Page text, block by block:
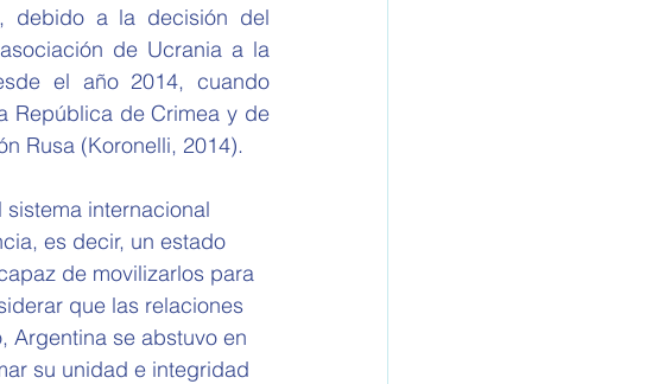
debido a la decisión del
de Ucrania a la
el año 2014, cuando
República de Crimea y de
Rusa (Koronelli, 2014).
internacional
es decir, un estado
de movilizarlos para
que las relaciones
Argentina se abstuvo en
su unidad e integridad